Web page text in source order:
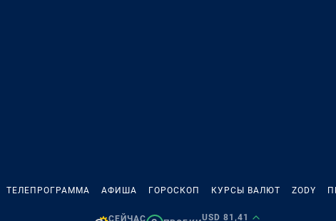
ТЕЛЕПРОГРАММА АФИША ГОРОСКОП КУРСЫ ВАЛЮТ ZODY
СЕЙЧАС
USD 81,41